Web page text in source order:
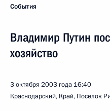
События
Владимир Путин
хозяйство
3 октября 2003 года 16:40
Краснодарский, Край, Поселок